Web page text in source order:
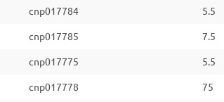
cnp017784 5.5
cnp017785 7.5
cnp017775 5.5
cnp017778 75